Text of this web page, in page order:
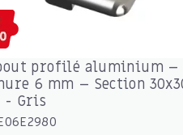
profilé aluminium –
6 mm – Section
- Gris